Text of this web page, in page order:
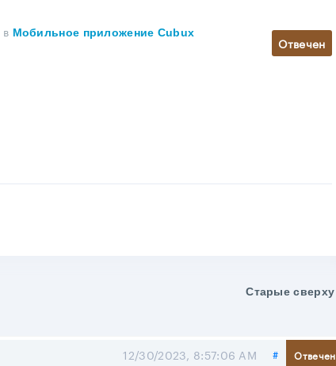
в Мобильное приложение Cubux
Отвечен
Старые сверху
Отвечен
#Поделиться
12/30/2023, 8:57:06 AM